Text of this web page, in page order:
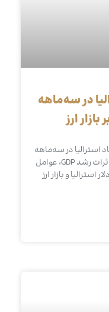
در سه‌ماهه
اقتصاد استرالیا در سه‌ماهه
سوم ۲۰۲۵ منتشر شد. در این مقاله ، اثرات رشد GDP، عوامل
و بازار ارز